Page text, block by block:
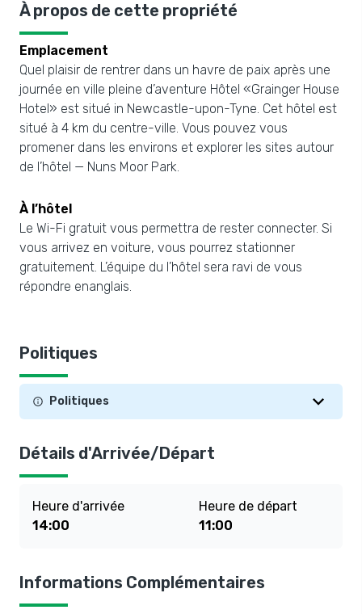
À propos de cette propriété
Emplacement
Quel plaisir de rentrer dans un havre de paix après une
journée en ville pleine d’aventure Hôtel «Grainger House
Hotel» est situé in Newcastle-upon-Tyne. Cet hôtel est
situé à 4 km du centre-ville. Vous pouvez vous
promener dans les environs et explorer les sites autour
de l’hôtel — Nuns Moor Park.
À l’hôtel
Le Wi-Fi gratuit vous permettra de rester connecter. Si
vous arrivez en voiture, vous pourrez stationner
gratuitement. L’équipe du l’hôtel sera ravi de vous
répondre enanglais.
Politiques
Politiques
Détails d'Arrivée/Départ
Heure d'arrivée
14:00
Heure de départ
11:00
Informations Complémentaires